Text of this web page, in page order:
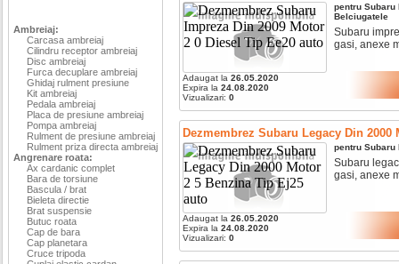
Ambreiaj:
Carcasa ambreiaj
Cilindru receptor ambreiaj
Disc ambreiaj
Furca decuplare ambreiaj
Ghidaj rulment presiune
Kit ambreiaj
Pedala ambreiaj
Placa de presiune ambreiaj
Pompa ambreiaj
Rulment de presiune ambreiaj
Rulment priza directa ambreiaj
Angrenare roata:
Ax cardanic complet
Bara de torsiune
Bascula / brat
Bieleta directie
Brat suspensie
Butuc roata
Cap de bara
Cap planetara
Cruce tripoda
Adaugat la 26.05.2020
Expira la 24.08.2020
Vizualizari: 0
pentru Subaru
Belciugatele
Subaru
gasi, anexe
Dezmembrez Subaru Legacy Din 2000
Adaugat la 26.05.2020
Expira la 24.08.2020
Vizualizari: 0
pentru Subaru
Subaru
gasi, anexe